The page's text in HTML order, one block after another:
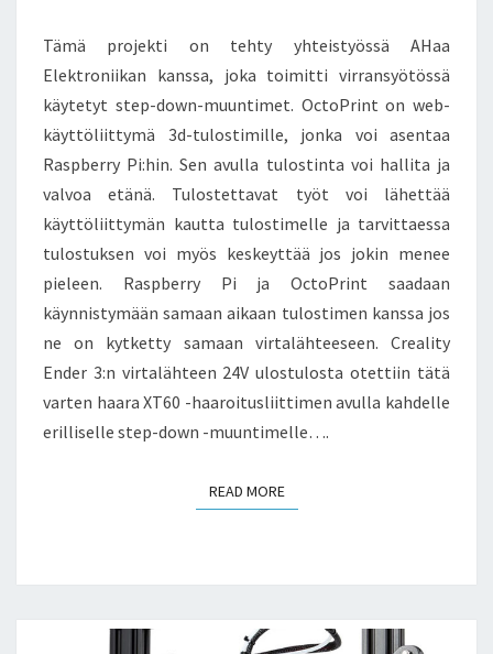
Tämä projekti on tehty yhteistyössä AHaa
Elektroniikan kanssa, joka toimitti virransyötössä
käytetyt step-down-muuntimet. OctoPrint on web-
käyttöliittymä 3d-tulostimille, jonka voi asentaa
Raspberry Pi:hin. Sen avulla tulostinta voi hallita ja
valvoa etänä. Tulostettavat työt voi lähettää
käyttöliittymän kautta tulostimelle ja tarvittaessa
tulostuksen voi myös keskeyttää jos jokin menee
pieleen. Raspberry Pi ja OctoPrint saadaan
käynnistymään samaan aikaan tulostimen kanssa jos
ne on kytketty samaan virtalähteeseen. Creality
Ender 3:n virtalähteen 24V ulostulosta otettiin tätä
varten haara XT60 -haaroitusliittimen avulla kahdelle
erilliselle step-down -muuntimelle….
READ MOREREAD MORE